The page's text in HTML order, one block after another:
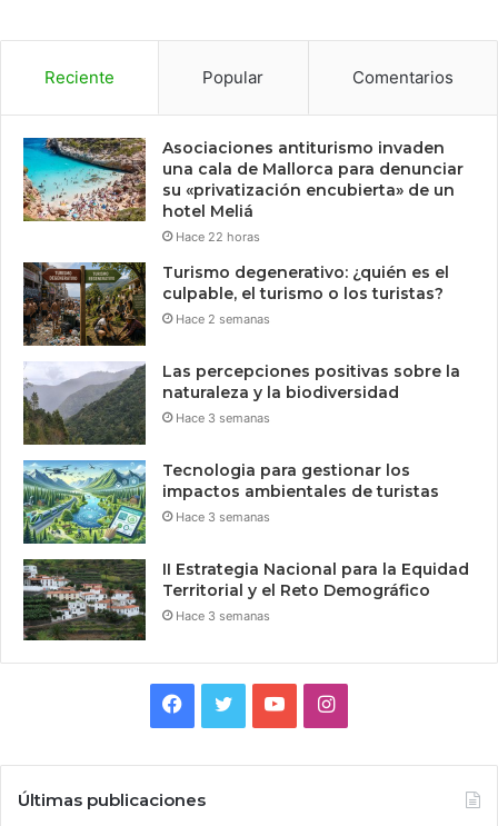
Reciente Popular Comentarios
Asociaciones antiturismo invaden
una cala de Mallorca para denunciar
su «privatización encubierta» de un
hotel Meliá
Hace 22 horas
Turismo degenerativo: ¿quién es el
culpable, el turismo o los turistas?
Hace 2 semanas
Las percepciones positivas sobre la
naturaleza y la biodiversidad
Hace 3 semanas
Tecnologia para gestionar los
impactos ambientales de turistas
Hace 3 semanas
II Estrategia Nacional para la Equidad
Territorial y el Reto Demográfico
Hace 3 semanas
Facebook
TwitterYouTubeInstagram
Últimas publicaciones